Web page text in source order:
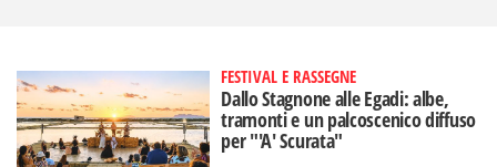
FESTIVAL E RASSEGNE
Dallo Stagnone alle Egadi: albe,
tramonti e un palcoscenico diffuso
per "'A' Scurata"